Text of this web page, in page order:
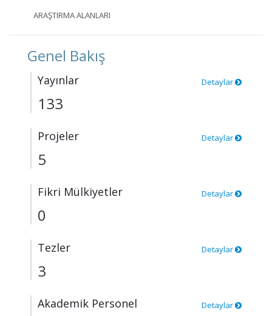
ARAŞTIRMA ALANLARI
Genel Bakış
Yayınlar Detaylar
133
Projeler Detaylar
5
Fikri Mülkiyetler Detaylar
0
Tezler Detaylar
3
Akademik Personel Detaylar